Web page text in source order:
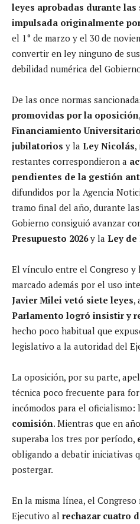
leyes aprobadas durante
impulsada originalmente
el 1° de marzo y el 30 de
convertir en ley ninguno de
debilidad numérica del
De las once normas
promovidas por la oposición
Financiamiento Universitario
jubilatorios y la Ley Nicolás,
restantes correspondieron a
pendientes de la gestión
difundidos por la Agencia
tramo final del año, durante
Gobierno consiguió avanzar
Presupuesto 2026y la Ley de
El vínculo entre el Congreso y
marcado además por el uso
Javier Milei vetó siete leyes,
Parlamento logró insistir y
hecho poco habitual que
legislativo a la autoridad del
La oposición, por su parte,
técnica poco frecuente para
incómodos para el oficialismo:
comisión. Mientras que en
superaba los tres por período,
obligando a debatir iniciativas
postergar.
En la misma línea, el
Ejecutivo al rechazar cuatro